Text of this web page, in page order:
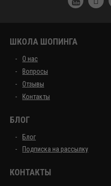
ШКОЛА ШОПИНГА
О нас
Вопросы
Отзывы
Контакты
БЛОГ
Блог
Подписка на рассылку
КОНТАКТЫ